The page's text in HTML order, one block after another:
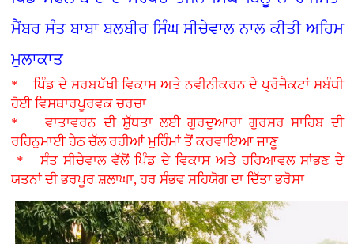
ਮੈਂਬਰ ਸੰਤ ਬਾਬਾ ਬਲਬੀਰ ਸਿੰਘ ਸੀਚੇਵਾਲ ਨਾਲ ਕੀਤੀ ਅਹਿਮ
ਮੁਲਾਕਾਤ
* ਪਿੰਡ ਦੇ ਸਰਬਪੱਖੀ ਵਿਕਾਸ ਅਤੇ ਨਵੀਨੀਕਰਨ ਦੇ ਪ੍ਰੋਜੈਕਟਾਂ ਸਬੰਧੀ
ਹੋਈ ਵਿਸਥਾਰਪੂਰਵਕ ਚਰਚਾ
* ਵਾਤਾਵਰਨ ਦੀ ਸ਼ੁੱਧਤਾ ਲਈ ਗੁਰਦੁਆਰਾ ਗੁਰਸਰ ਸਾਹਿਬ ਦੀ
ਰਹਿਨੁਮਾਈ ਹੇਠ ਚੱਲ ਰਹੀਆਂ ਮੁਹਿੰਮਾਂ ਤੋਂ ਕਰਵਾਇਆ ਜਾਣੂ
* ਸੰਤ ਸੀਚੇਵਾਲ ਵੱਲੋਂ ਪਿੰਡ ਦੇ ਵਿਕਾਸ ਅਤੇ ਹਰਿਆਵਲ ਸਾਂਭਣ ਦੇ
ਯਤਨਾਂ ਦੀ ਭਰਪੂਰ ਸ਼ਲਾਘਾ, ਹਰ ਸੰਭਵ ਸਹਿਯੋਗ ਦਾ ਦਿੱਤਾ ਭਰੋਸਾ